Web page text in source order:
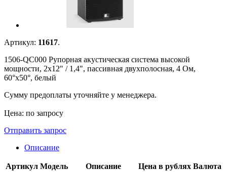
Артикул: 11617.
1506-QC000 Рупорная акустическая система высокой
мощности, 2x12" / 1,4", пассивная двухполосная, 4 Ом,
60°х50°, белый
Сумму предоплаты уточняйте у менеджера.
Цена: по запросу
Отправить запрос
Описание
Артикул Модель Описание Цена в рублях Валюта